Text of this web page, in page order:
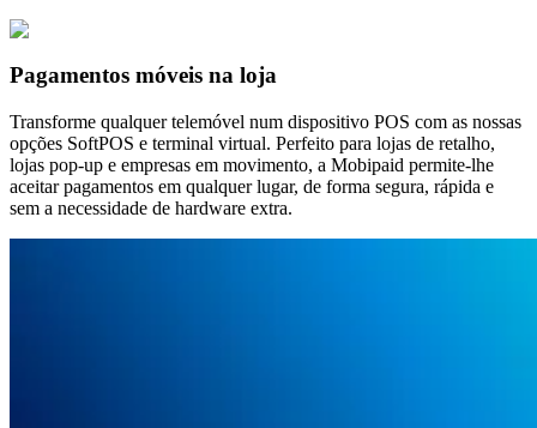
Pagamentos móveis na loja
Transforme qualquer telemóvel num dispositivo POS com as nossas
opções SoftPOS e terminal virtual. Perfeito para lojas de retalho,
lojas pop-up e empresas em movimento, a Mobipaid permite-lhe
aceitar pagamentos em qualquer lugar, de forma segura, rápida e
sem a necessidade de hardware extra.